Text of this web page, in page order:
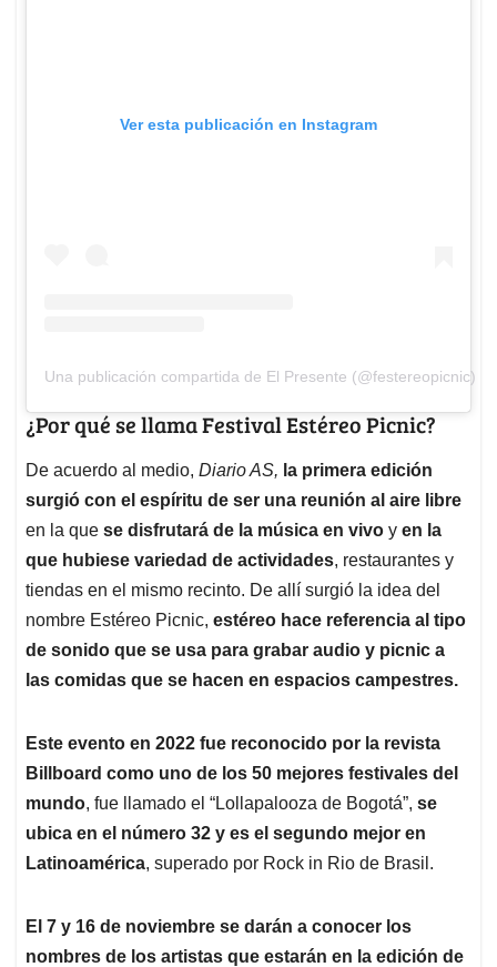
Ver esta publicación en Instagram
Una publicación compartida de El Presente (@festereopicnic)
¿Por qué se llama Festival Estéreo Picnic?
De acuerdo al medio, Diario AS, la primera edición
surgió con el espíritu de ser una reunión al aire libre
en la que se disfrutará de la música en vivo y en la
que hubiese variedad de actividades, restaurantes y
tiendas en el mismo recinto. De allí surgió la idea del
nombre Estéreo Picnic, estéreo hace referencia al tipo
de sonido que se usa para grabar audio y picnic a
las comidas que se hacen en espacios campestres.
Este evento en 2022 fue reconocido por la revista
Billboard como uno de los 50 mejores festivales del
mundo, fue llamado el “Lollapalooza de Bogotá”, se
ubica en el número 32 y es el segundo mejor en
Latinoamérica, superado por Rock in Rio de Brasil.
El 7 y 16 de noviembre se darán a conocer los
nombres de los artistas que estarán en la edición de